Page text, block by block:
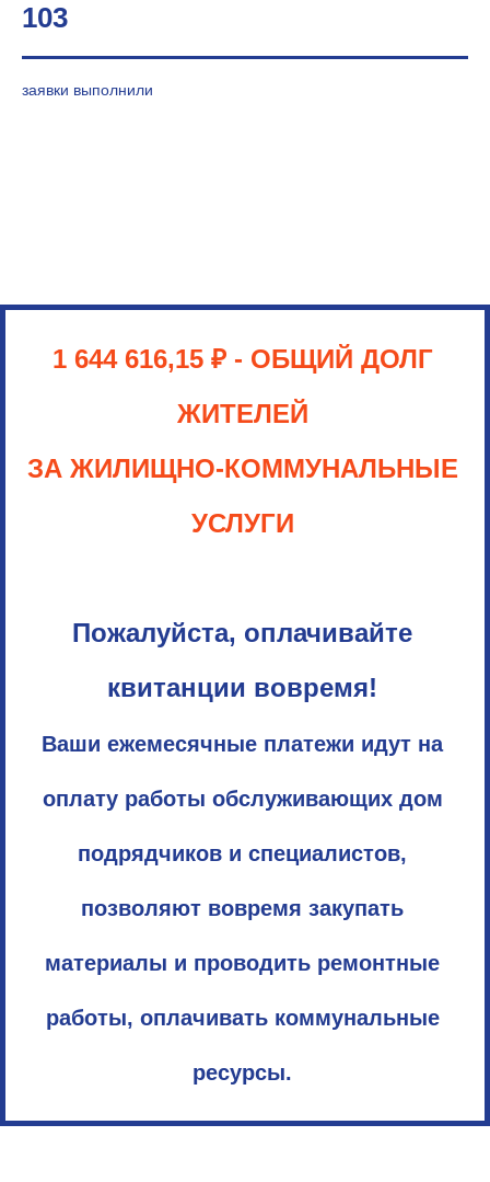
103
заявки выполнили
1 644 616,15 ₽ - ОБЩИЙ ДОЛГ
ЖИТЕЛЕЙ
ЗА ЖИЛИЩНО-КОММУНАЛЬНЫЕ
УСЛУГИ
Пожалуйста, оплачивайте
квитанции вовремя!
Ваши ежемесячные платежи идут на
оплату работы обслуживающих дом
подрядчиков и специалистов,
позволяют вовремя закупать
материалы и проводить ремонтные
работы, оплачивать коммунальные
ресурсы.